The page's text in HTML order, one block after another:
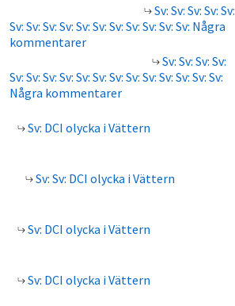
Sv: Sv: Sv: Sv: Sv:
Sv: Sv: Sv: Sv: Sv: Sv: Sv: Sv: Sv: Sv: Sv: Några
kommentarer
Sv: Sv: Sv: Sv:
Sv: Sv: Sv: Sv: Sv: Sv: Sv: Sv: Sv: Sv: Sv: Sv: Sv:
Några kommentarer
Sv: DCI olycka i Vättern
Sv: Sv: DCI olycka i Vättern
Sv: DCI olycka i Vättern
Sv: DCI olycka i Vättern